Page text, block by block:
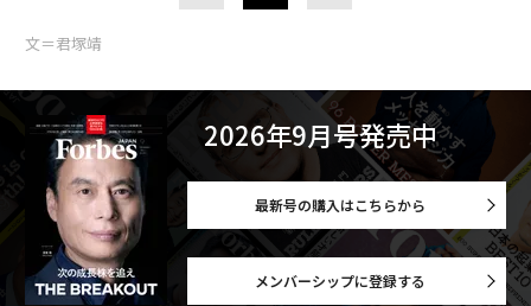
文＝君塚靖
2026年9月号発売中
最新号の購入はこちらから
メンバーシップに登録する